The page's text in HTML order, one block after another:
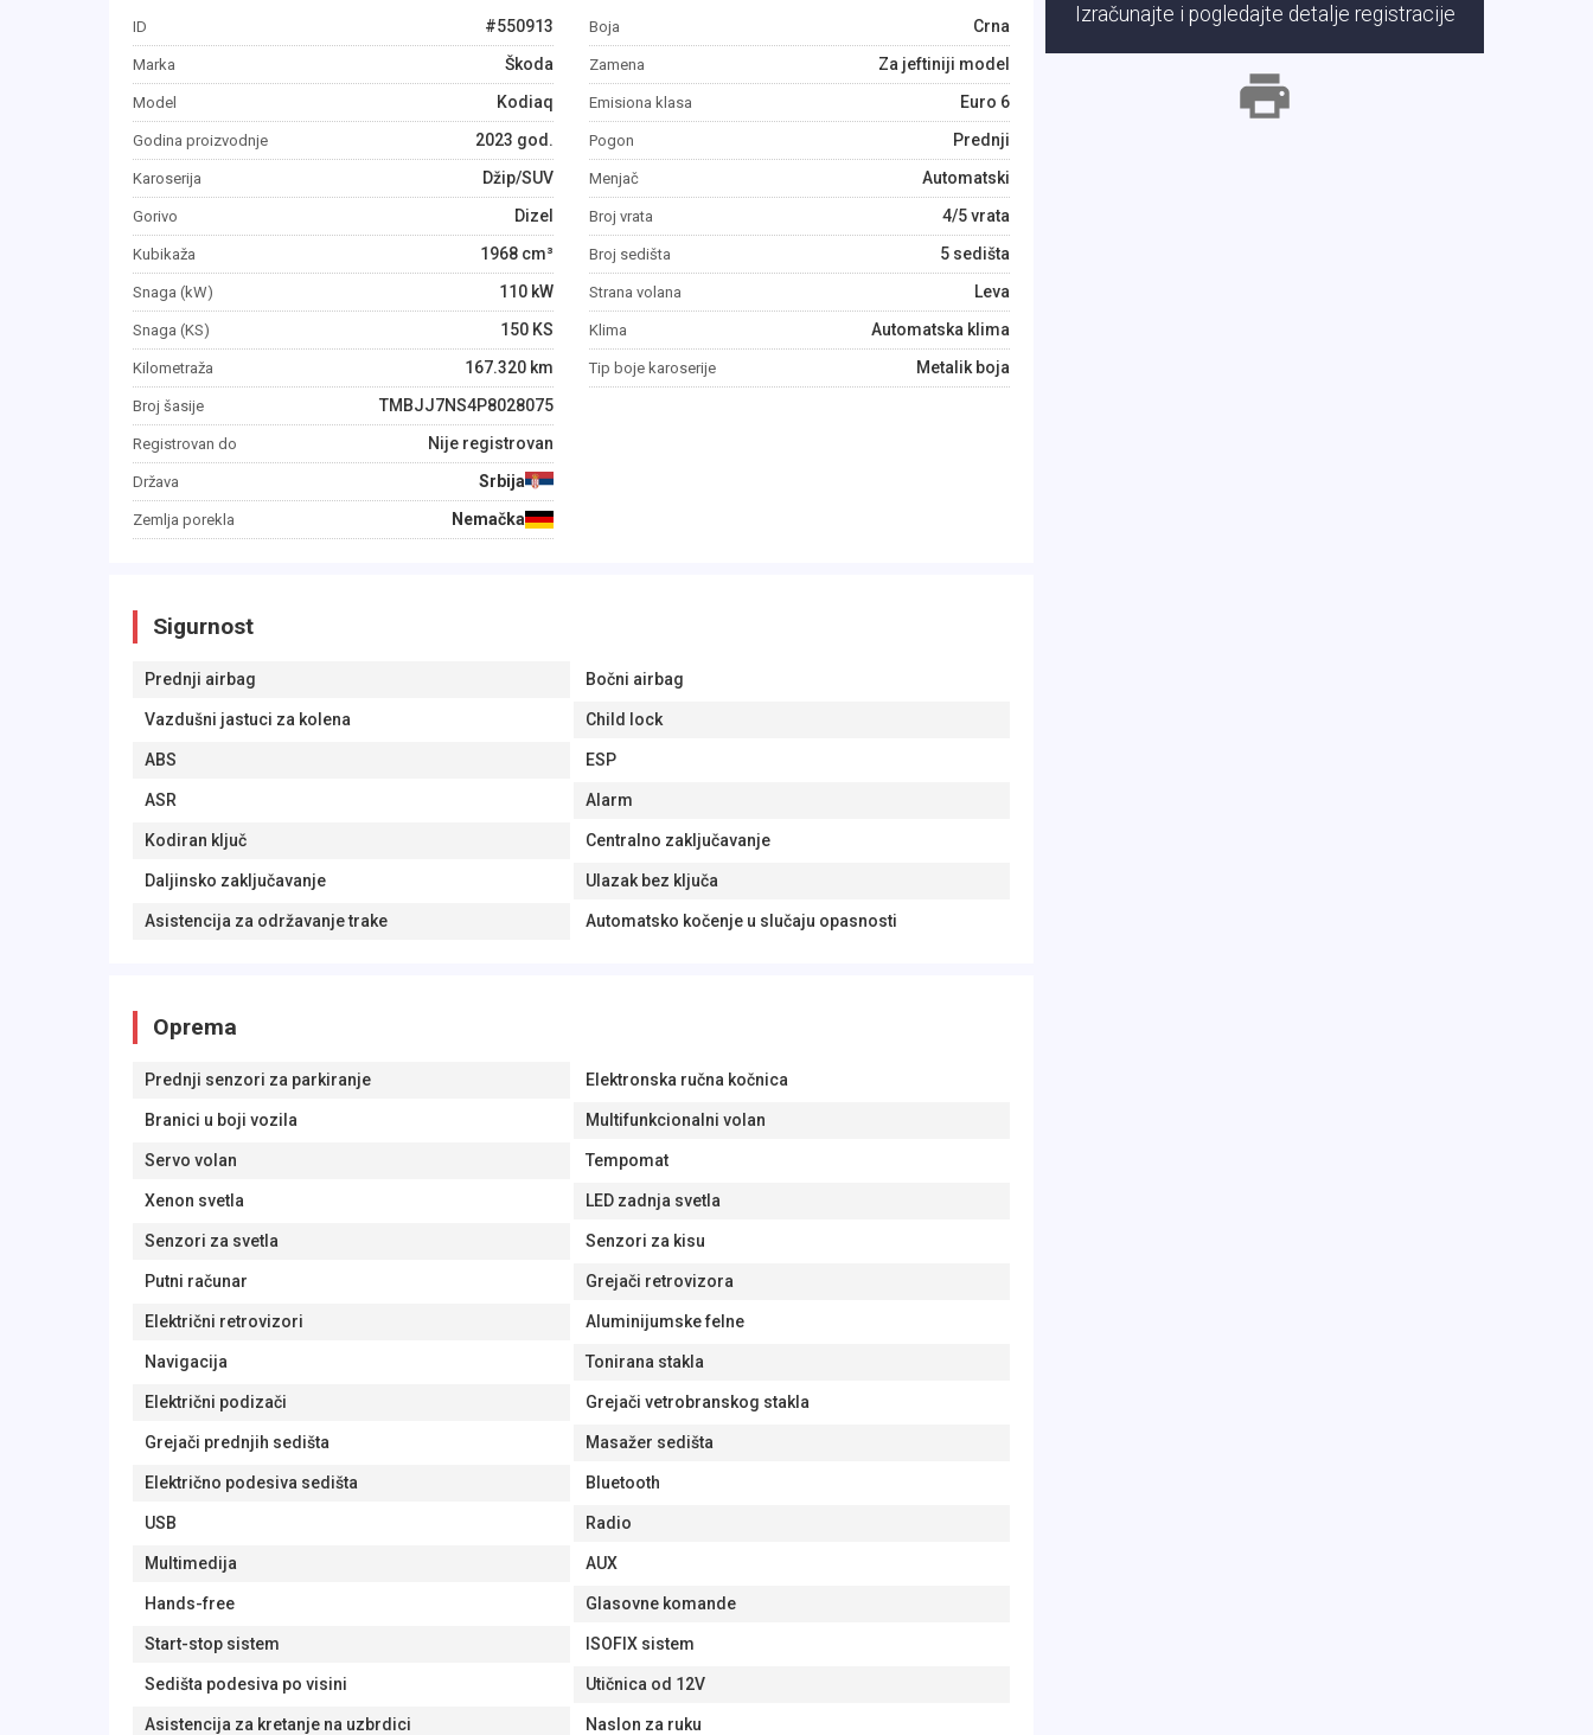
ID #550913
Marka Škoda
Model Kodiaq
Godina proizvodnje 2023 god.
Karoserija Džip/SUV
Gorivo Dizel
Kubikaža 1968 cm³
Snaga (kW) 110 kW
Snaga (KS) 150 KS
Kilometraža 167.320 km
Broj šasije TMBJJ7NS4P8028075
Registrovan do Nije registrovan
Država Srbija
Zemlja porekla Nemačka
Boja Crna
Zamena Za jeftiniji model
Emisiona klasa Euro 6
Pogon Prednji
Menjač Automatski
Broj vrata 4/5 vrata
Broj sedišta 5 sedišta
Strana volana Leva
Klima Automatska klima
Tip boje karoserije Metalik boja
Sigurnost
Prednji airbag Bočni airbag
Vazdušni jastuci za kolena Child lock
ABS ESP
ASR Alarm
Kodiran ključ Centralno zaključavanje
Daljinsko zaključavanje Ulazak bez ključa
Asistencija za održavanje trake Automatsko kočenje u slučaju opasnosti
Oprema
Prednji senzori za parkiranje Elektronska ručna kočnica
Branici u boji vozila Multifunkcionalni volan
Servo volan Tempomat
Xenon svetla LED zadnja svetla
Senzori za svetla Senzori za kisu
Putni računar Grejači retrovizora
Električni retrovizori Aluminijumske felne
Navigacija Tonirana stakla
Električni podizači Grejači vetrobranskog stakla
Grejači prednjih sedišta Masažer sedišta
Električno podesiva sedišta Bluetooth
USB Radio
Multimedija AUX
Hands-free Glasovne komande
Start-stop sistem ISOFIX sistem
Sedišta podesiva po visini Utičnica od 12V
Asistencija za kretanje na uzbrdici Naslon za ruku
Izračunajte i pogledajte detalje registracije